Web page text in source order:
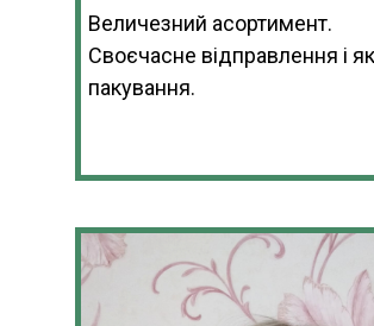
Величезний асортимент.
Своєчасне відправлення і
пакування.